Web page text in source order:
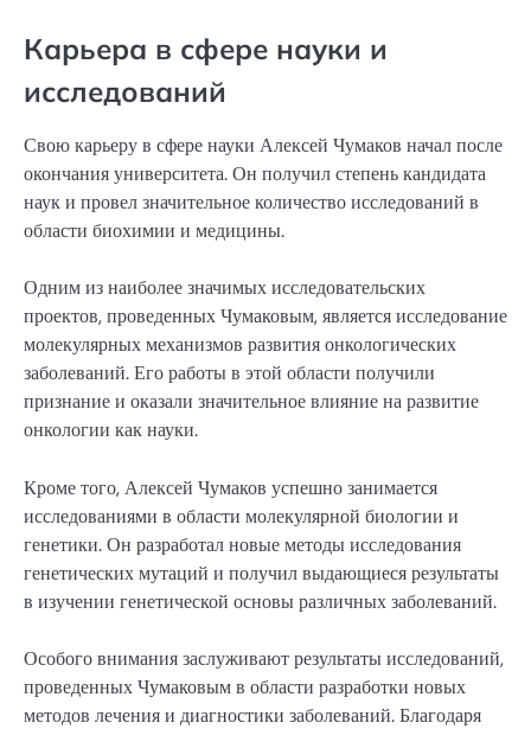
Карьера в сфере науки и
исследований
Свою карьеру в сфере науки Алексей Чумаков начал после
окончания университета. Он получил степень кандидата
наук и провел значительное количество исследований в
области биохимии и медицины.
Одним из наиболее значимых исследовательских
проектов, проведенных Чумаковым, является исследование
молекулярных механизмов развития онкологических
заболеваний. Его работы в этой области получили
признание и оказали значительное влияние на развитие
онкологии как науки.
Кроме того, Алексей Чумаков успешно занимается
исследованиями в области молекулярной биологии и
генетики. Он разработал новые методы исследования
генетических мутаций и получил выдающиеся результаты
в изучении генетической основы различных заболеваний.
Особого внимания заслуживают результаты исследований,
проведенных Чумаковым в области разработки новых
методов лечения и диагностики заболеваний. Благодаря